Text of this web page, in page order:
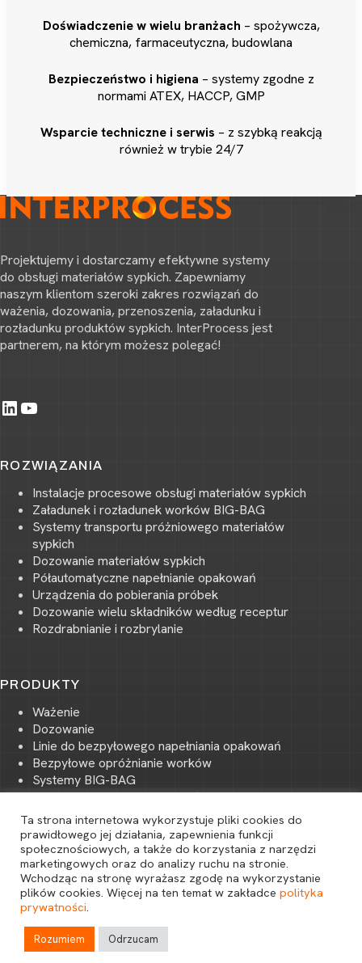
Doświadczenie w wielu branżach – spożywcza,
chemiczna, farmaceutyczna, budowlana
Bezpieczeństwo i higiena – systemy zgodne z
normami ATEX, HACCP, GMP
Wsparcie techniczne i serwis – z szybką reakcją
również w trybie 24/7
Projektujemy i dostarczamy efektywne systemy
do obsługi materiałów sypkich. Zapewniamy
naszym klientom szeroki zakres rozwiązań do
ważenia, dozowania, przenoszenia, załadunku i
rozładunku produktów sypkich. InterProcess jest
partnerem, na którym możesz polegać!
LinkedIn
YouTube
ROZWIĄZANIA
Instalacje procesowe obsługi materiałów sypkich
Załadunek i rozładunek worków BIG-BAG
Systemy transportu próżniowego materiałów
sypkich
Dozowanie materiałów sypkich
Półautomatyczne napełnianie opakowań
Urządzenia do pobierania próbek
Dozowanie wielu składników według receptur
Rozdrabnianie i rozbrylanie
PRODUKTY
Ważenie
Dozowanie
Linie do bezpyłowego napełniania opakowań
Bezpyłowe opróżnianie worków
Systemy BIG-BAG
Transport pneumatyczny próżniowy
(podciśnieniowy)
Transport pneumatyczny ciśnieniowy
Magazynowanie i transport surowców
Rozdrabnianie i przesiewanie materiałów sypkich
Mieszanie materiałów sypkich
Systemy sterowania i wizualizacji procesów
Copyright © 2026 Wszelkie prawa zastrzeżone |
Ta strona internetowa wykorzystuje pliki cookies do
prawidłowego jej działania, zapewnienia funkcji
społecznościowych, a także do korzystania z narzędzi
marketingowych oraz do analizy ruchu na stronie.
Wchodząc na stronę wyrażasz zgodę na wykorzystanie
plików cookies. Więcej na ten temat w zakładce polityka
prywatności.
Rozumiem Odrzucam
p
e